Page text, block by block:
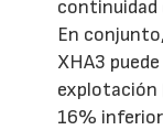
continuidad
En
XHA3
explotación
16%